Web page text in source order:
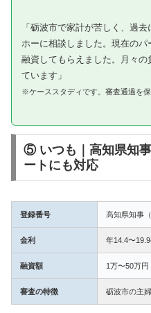
「砺波市で家計が苦しく、過
ホーに相談しました。現在の
融資してもらえました。月々
ています」
※ケーススタディです。審査通過を
⑤ いつも｜高知県知
ートにも対応
登録番号 高知県知事
金利 年14.4〜
融資額 1万〜50万円
審査の特徴 砺波市の主